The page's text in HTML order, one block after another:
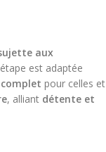
aux
est adaptée
pour celles et
, alliant détente et